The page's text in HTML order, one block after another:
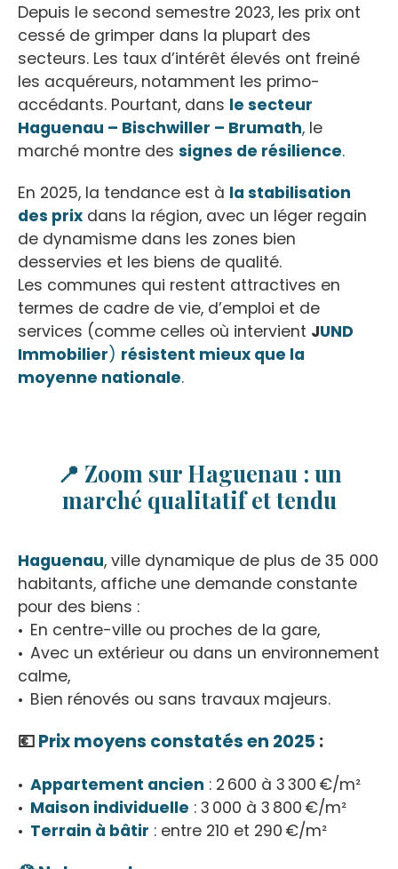
Depuis le second semestre 2023, les prix ont
cessé de grimper dans la plupart des
secteurs. Les taux d’intérêt élevés ont freiné
les acquéreurs, notamment les primo-
accédants. Pourtant, dans le secteur
Haguenau – Bischwiller – Brumath, le
marché montre des signes de résilience.
En 2025, la tendance est à la stabilisation
des prix dans la région, avec un léger regain
de dynamisme dans les zones bien
desservies et les biens de qualité.
Les communes qui restent attractives en
termes de cadre de vie, d’emploi et de
services (comme celles où intervient JUND
Immobilier) résistent mieux que la
moyenne nationale.
📍 Zoom sur Haguenau : un
marché qualitatif et tendu
Haguenau, ville dynamique de plus de 35 000
habitants, affiche une demande constante
pour des biens :
En centre-ville ou proches de la gare,
Avec un extérieur ou dans un environnement
calme,
Bien rénovés ou sans travaux majeurs.
💶Prix moyens constatés en 2025 :
Appartement ancien : 2 600 à 3 300 €/m²
Maison individuelle : 3 000 à 3 800 €/m²
Terrain à bâtir : entre 210 et 290 €/m²